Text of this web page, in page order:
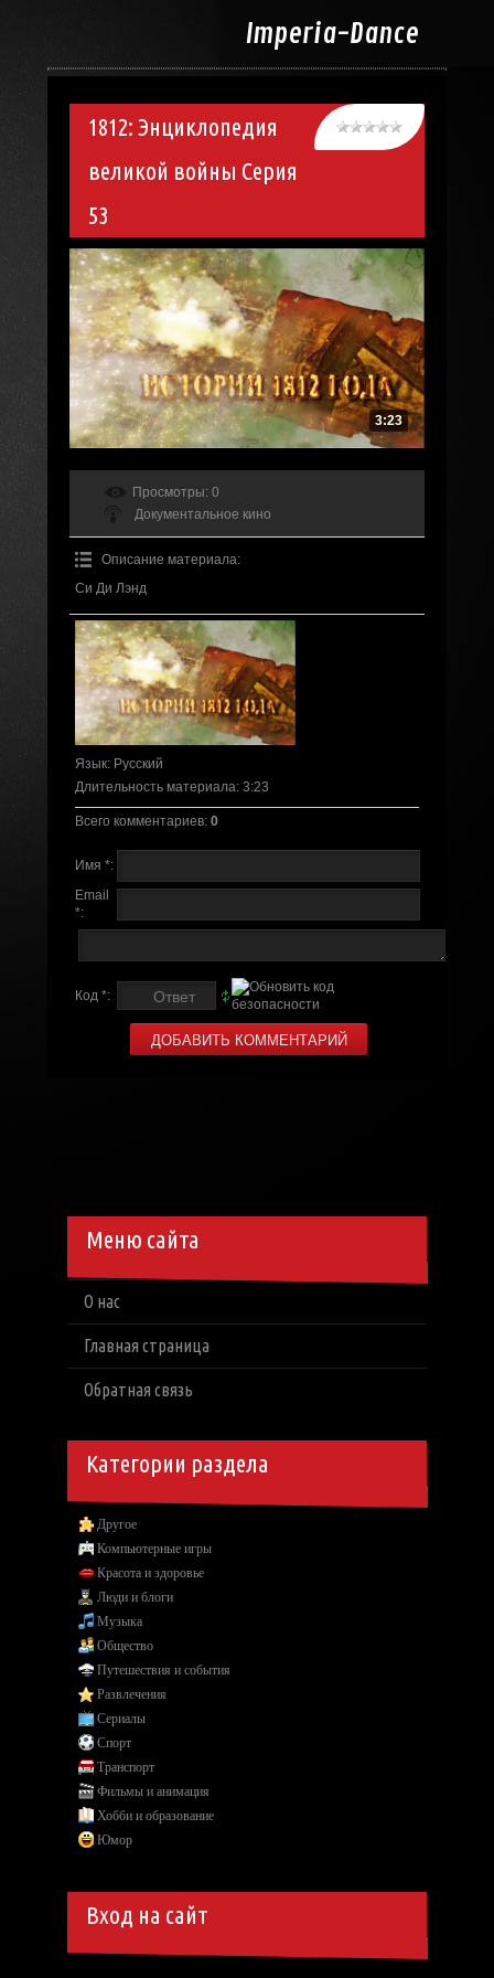
Imperia-Dance
1812: Энциклопедия
великой войны Серия
53
3:23
Просмотры: 0
Документальное кино
Описание материала:
Си Ди Лэнд
Язык: Русский
Длительность материала: 3:23
Всего комментариев: 0
Имя *:
Email
*:
Код *:
Меню сайта
О нас
Главная страница
Обратная связь
Категории раздела
Другое
Компьютерные игры
Красота и здоровье
Люди и блоги
Музыка
Общество
Путешествия и события
Развлечения
Сериалы
Спорт
Транспорт
Фильмы и анимация
Хобби и образование
Юмор
Вход на сайт